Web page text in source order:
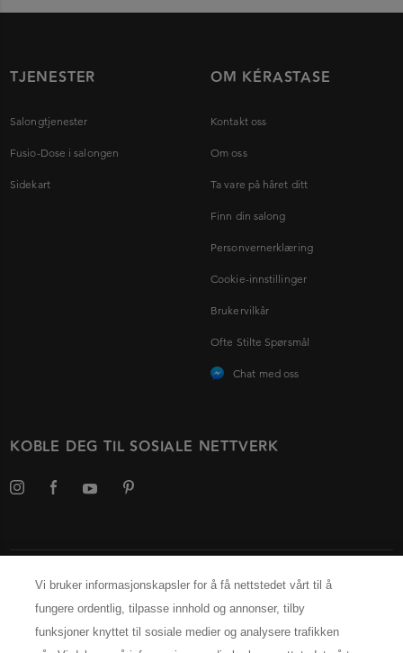
TJENESTER
Salongtjenester
Fusio-Dose i salongen
Sidekart
OM KÉRASTASE
Kontakt oss
Om oss
Ta vare på håret ditt
Finn din salong
Personvernerklæring
Cookie-innstillinger
Brukervilkår
Ofte Stilte Spørsmål
Chat med oss
KOBLE DEG TIL SOSIALE NETTVERK
Velg ditt land
INFORMASJON OM PRODUSENTEN
Kérastase Paris
Vi bruker informasjonskapsler for å få nettstedet vårt til å
fungere ordentlig, tilpasse innhold og annonser, tilby
funksjoner knyttet til sosiale medier og analysere trafikken